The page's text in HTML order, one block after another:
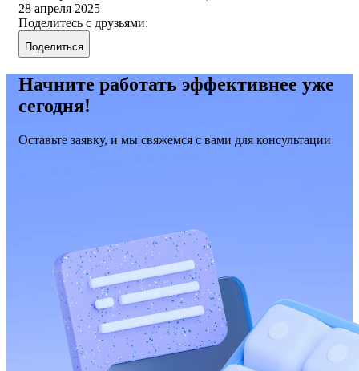
28 апреля 2025
Поделитесь с друзьями:
Поделиться
Начните работать эффективнее уже
сегодня!
Оставьте заявку, и мы свяжемся с вами для консультации